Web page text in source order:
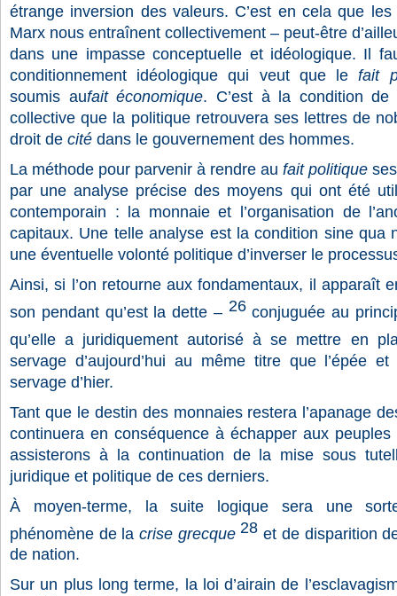
étrange inversion des valeurs. C’est en cela que
Marx nous entraînent collectivement – peut-être
dans une impasse conceptuelle et idéologique. Il
conditionnement idéologique qui veut que lefait
soumis aufait économique. C’est à la condition
collective que la politique retrouvera ses lettres de
droit de cité dans le gouvernement des hommes.
La méthode pour parvenir à rendre au fait politique
par une analyse précise des moyens qui ont été
contemporain : la monnaie et l’organisation de
capitaux. Une telle analyse est la condition sine qua
une éventuelle volonté politique d’inverser le
Ainsi, si l’on retourne aux fondamentaux, il apparaît
son pendant qu’est la dette – 26conjuguée au
qu’elle a juridiquement autorisé à se mettre en
servage d’aujourd’hui au même titre que l’épée
servage d’hier.
Tant que le destin des monnaies restera l’apanage
continuera en conséquence à échapper aux peuples
assisterons à la continuation de la mise sous
juridique et politique de ces derniers.
À moyen-terme, la suite logique sera une sorte
phénomène de lacrise grecque 28 et de disparition
de nation.
Sur un plus long terme, la loi d’airain de